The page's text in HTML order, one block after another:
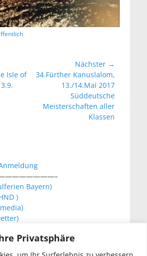
Privatsphäre
Isle of
Nächster →
Nächster
34.Fürther Kanuslalom,
13./14.Mai 2017
Süddeutsche
Meisterschaften aller
Klassen
Bayern)
)